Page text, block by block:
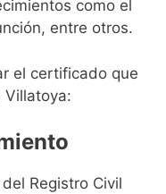
como el
entre otros.
el certificado que
Villatoya:
Registro Civil